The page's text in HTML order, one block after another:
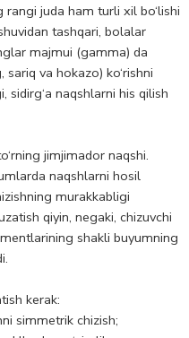
juda ham turli xil bo‘lishi
tashqari, bolalar
majmui (gamma) da
sariq va hokazo) ko‘rishni
sidirg‘a naqshlarni his qilish
jimjimador naqshi.
naqshlarni hosil
murakkabligi
qiyin, negaki, chizuvchi
shakli buyumning
kerak:
simmetrik chizish;